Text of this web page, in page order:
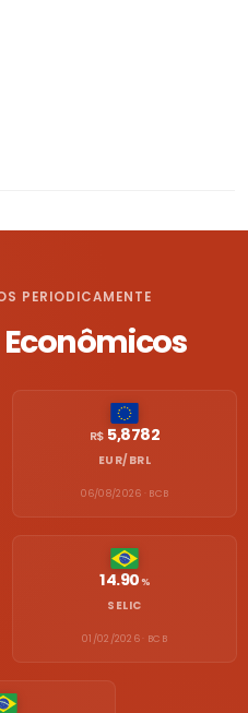
PERIODICAMENTE
R$ 5,8782
EUR/BRL
06/08/2026 · BCB
14.90%
SELIC
01/02/2026 · BCB